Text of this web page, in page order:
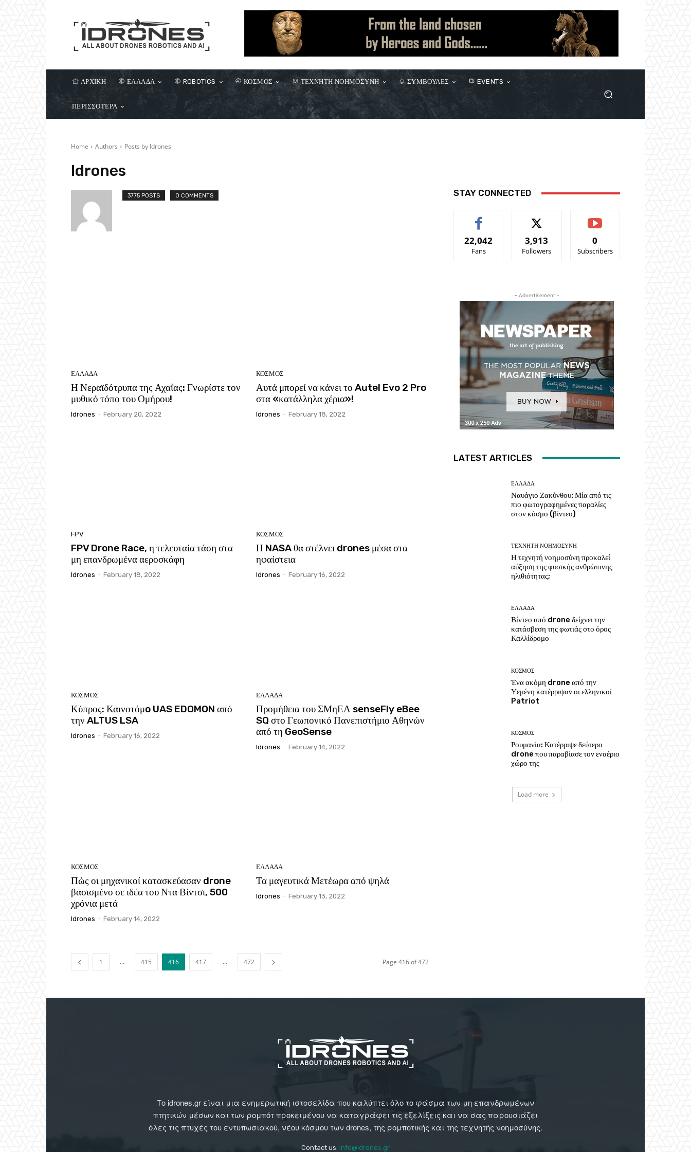
ΑΡΧΙΚΗ ΕΛΛΑΔΑ ROBOTICS ΚΟΣΜΟΣ ΤΕΧΝΗΤΗ ΝΟΗΜΟΣΥΝΗ ΣΥΜΒΟΥΛΕΣ EVENTS
ΠΕΡΙΣΣΟΤΕΡΑ
Home Authors Posts by Idrones
Idrones
3775 POSTS 0 COMMENTS
ΕΛΛΑΔΑ
Η Νεραϊδότρυπα της Αχαΐας: Γνωρίστε τον
μυθικό τόπο του Ομήρου!
Idrones - February 20, 2022
ΚΟΣΜΟΣ
Αυτά μπορεί να κάνει το Autel Evo 2 Pro
στα «κατάλληλα χέρια»!
Idrones - February 18, 2022
FPV
FPV Drone Race, η τελευταία τάση στα
μη επανδρωμένα αεροσκάφη
Idrones - February 18, 2022
ΚΟΣΜΟΣ
Η NASA θα στέλνει drones μέσα στα
ηφαίστεια
Idrones - February 16, 2022
ΚΟΣΜΟΣ
Κύπρος: Καινοτόμo UAS EDOMON από
την ALTUS LSA
Idrones - February 16, 2022
ΕΛΛΑΔΑ
Προμήθεια του ΣΜηΕΑ senseFly eBee
SQ στο Γεωπονικό Πανεπιστήμιο Αθηνών
από τη GeoSense
Idrones - February 14, 2022
ΚΟΣΜΟΣ
Πώς οι μηχανικοί κατασκεύασαν drone
βασισμένο σε ιδέα του Ντα Βίντσι, 500
χρόνια μετά
Idrones - February 14, 2022
ΕΛΛΑΔΑ
Τα μαγευτικά Μετέωρα από ψηλά
Idrones - February 13, 2022
1 ... 415 416 417 ... 472 Page 416 of 472
STAY CONNECTED
22,042
Fans
3,913
Followers
0
Subscribers
- Advertisement -
LATEST ARTICLES
ΕΛΛΑΔΑ
Ναυάγιο Ζακύνθου: Μία από τις
πιο φωτογραφημένες παραλίες
στον κόσμο (βίντεο)
ΤΕΧΝΗΤΗ ΝΟΗΜΟΣΥΝΗ
Η τεχνητή νοημοσύνη προκαλεί
αύξηση της φυσικής ανθρώπινης
ηλιθιότητας;
ΕΛΛΑΔΑ
Βίντεο από drone δείχνει την
κατάσβεση της φωτιάς στο όρος
Καλλίδρομο
ΚΟΣΜΟΣ
Ένα ακόμη drone από την
Υεμένη κατέρριψαν οι ελληνικοί
Patriot
ΚΟΣΜΟΣ
Ρουμανία: Κατέρριψε δεύτερο
drone που παραβίασε τον εναέριο
χώρο της
Load more
Το idrones.gr είναι μια ενημερωτική ιστοσελίδα που καλύπτει όλο το φάσμα των μη επανδρωμένων
πτητικών μέσων και των ρομπότ προκειμένου να καταγράφει τις εξελίξεις και να σας παρουσιάζει
όλες τις πτυχές του εντυπωσιακού, νέου κόσμου των drones, της ρομποτικής και της τεχνητής νοημοσύνης.
Contact us: info@idrones.gr